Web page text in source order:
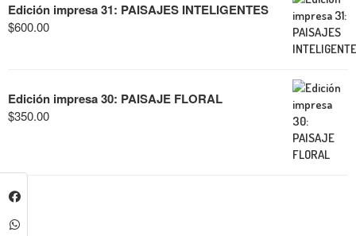
Edición impresa 31: PAISAJES INTELIGENTES
$600.00
Edición impresa 30: PAISAJE FLORAL
$350.00